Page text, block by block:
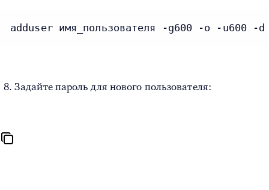
adduser имя_пользователя -g600 -o -u600
Задайте пароль для нового пользователя: